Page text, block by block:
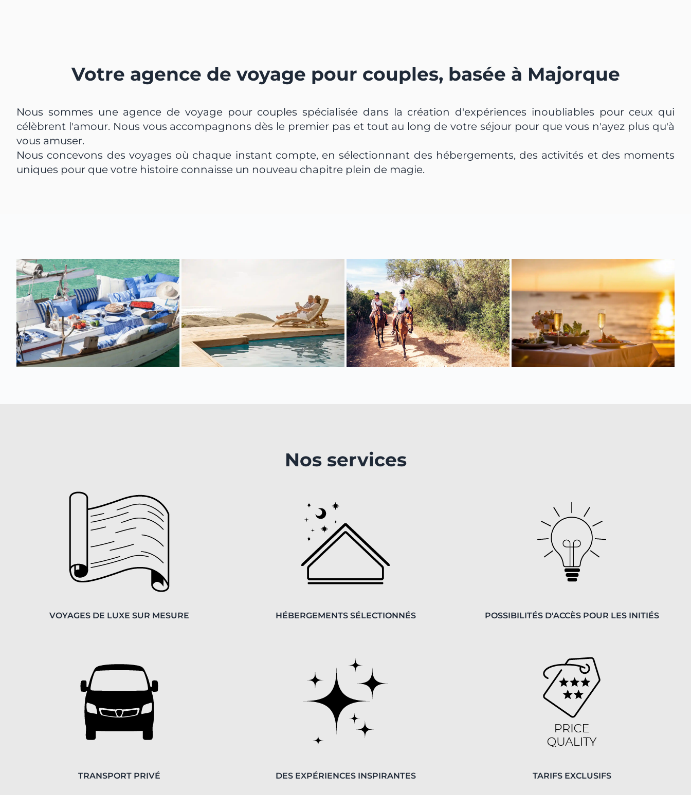
Votre agence de voyage pour couples, basée à Majorque
Nous sommes une agence de voyage pour couples spécialisée dans la création d'expériences inoubliables pour ceux qui
célèbrent l'amour. Nous vous accompagnons dès le premier pas et tout au long de votre séjour pour que vous n'ayez plus qu'à
vous amuser.
Nous concevons des voyages où chaque instant compte, en sélectionnant des hébergements, des activités et des moments
uniques pour que votre histoire connaisse un nouveau chapitre plein de magie.
Nos services
VOYAGES DE LUXE SUR MESURE HÉBERGEMENTS SÉLECTIONNÉS POSSIBILITÉS D'ACCÈS POUR LES INITIÉS
TRANSPORT PRIVÉ DES EXPÉRIENCES INSPIRANTES TARIFS EXCLUSIFS